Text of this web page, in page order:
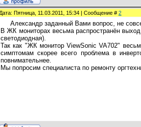
Дата: Пятница, 11.03.2011, 15:34 | Сообщение # 2
Александр заданный Вами вопрос, не
В ЖК мониторах весьма распространён
светодиодная).
Так как "ЖК монитор ViewSonic VA702"
симптомам скорее всего проблема в
повнимательнее.
Мы попросим специалиста по ремонту